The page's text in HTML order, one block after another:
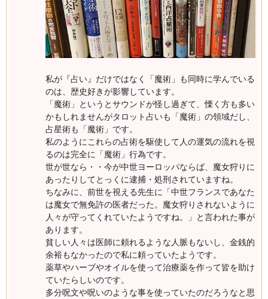
私が『占い』だけではなく「魔術」も同時に学んでいる
のは、歴史好きが影響しています。
「魔術」というとサウンドが怪し過ぎて、慄く方も多い
かもしれませんがタロット占いも「魔術」の領域だし、
占星術も「魔術」です。
私のようにこれらの占術を駆使して人の運気の流れを視
るのは完全に「魔術」行為です。
世が世なら・・今が中世ヨーロッパならば、魔女狩りに
あったりしてとっくに逮捕・処刑されていますね。
ちなみに、前世を視える先生に「中世フランスであなた
は魔女で無免許の医者だった。魔女狩りされないように
人々が守ってくれていたようですね。」と言われた事が
あります。
貧しい人々は医師に頼れるような人脈もないし、金銭的
余裕もなかったので私に頼っていたようです。
薬草やハーブやオイルを使って治療薬を作って皆を助け
ていたらしいのです。
多分呪文や呪いのような事を使っていたのだろうなと思